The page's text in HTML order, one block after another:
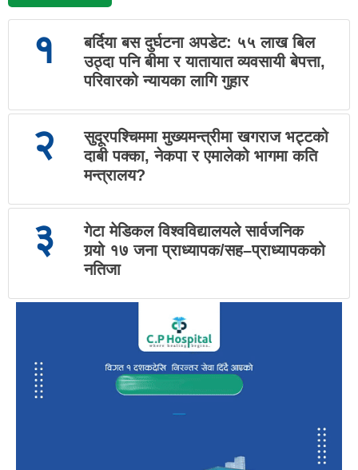
१
बर्दिया बस दुर्घटना अपडेट: ५५ लाख बिल
उठ्दा पनि बीमा र यातायात व्यवसायी बेपत्ता,
परिवारको न्यायका लागि गुहार
२
सुदूरपश्चिममा मुख्यमन्त्रीमा खगराज भट्टको
दाबी पक्का, नेकपा र एमालेको भागमा कति
मन्त्रालय?
३
गेटा मेडिकल विश्वविद्यालयले सार्वजनिक
गर्‍यो १७ जना प्राध्यापक/सह–प्राध्यापकको
नतिजा